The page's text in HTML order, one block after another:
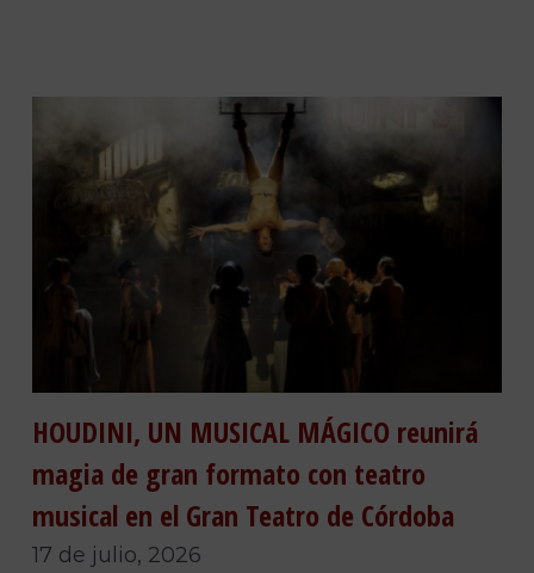
HOUDINI, UN MUSICAL MÁGICO reunirá
magia de gran formato con teatro
musical en el Gran Teatro de Córdoba
17 de julio, 2026